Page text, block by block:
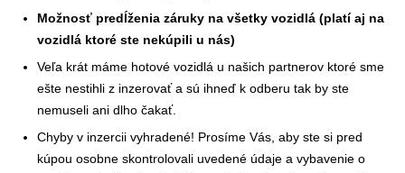
Možnosť predĺženia záruky na všetky vozidlá (platí aj na
vozidlá ktoré ste nekúpili u nás)
Veľa krát máme hotové vozidlá u našich partnerov ktoré sme
ešte nestihli z inzerovať a sú ihneď k odberu tak by ste
nemuseli ani dlho čakať.
Chyby v inzercii vyhradené! Prosíme Vás, aby ste si pred
kúpou osobne skontrolovali uvedené údaje a vybavenie o